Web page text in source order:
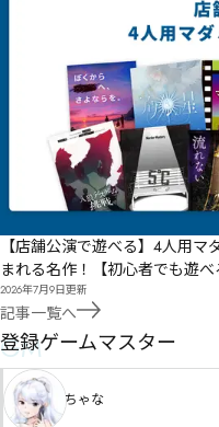
【店舗公演で遊べる】4人用
まれる名作！【初心者でも遊べ
2026年7月9日更新
記事一覧へ
GM
登録ゲームマスター
ちゃな